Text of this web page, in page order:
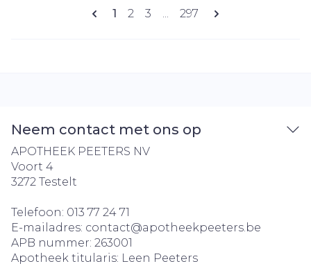
Pagina's
U lees momenteel pagina
1 Pagina
2 Pagina
3 ... Pagina
297
Neem contact met ons op
APOTHEEK PEETERS NV
Voort 4
3272 Testelt
Telefoon: 013 77 24 71
E-mailadres: contact@apotheekpeeters.be
APB nummer: 263001
Apotheek titularis: Leen Peeters